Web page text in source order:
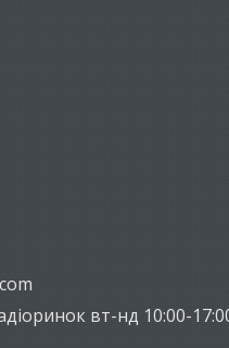
вт-нд 10:00-